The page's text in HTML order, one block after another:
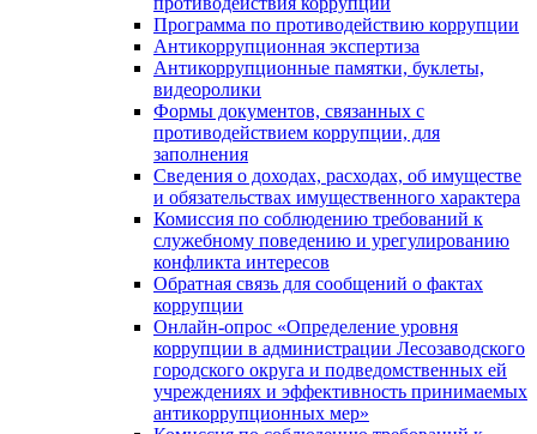
Программа по противодействию коррупции
Антикоррупционная экспертиза
Антикоррупционные памятки, буклеты,
видеоролики
Формы документов, связанных с
противодействием коррупции, для
заполнения
Сведения о доходах, расходах, об имуществе
и обязательствах имущественного характера
Комиссия по соблюдению требований к
служебному поведению и урегулированию
конфликта интересов
Обратная связь для сообщений о фактах
коррупции
Онлайн-опрос «Определение уровня
коррупции в администрации Лесозаводского
городского округа и подведомственных ей
учреждениях и эффективность принимаемых
антикоррупционных мер»